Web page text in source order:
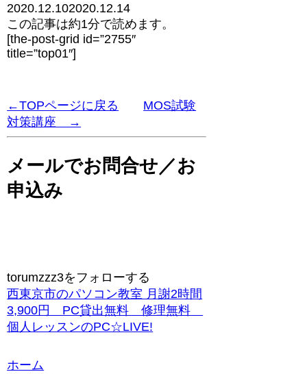
2020.12.102020.12.14
この記事は約1分で読めます。
[the-post-grid id=”2755″
title=”top01″]
←TOPページに戻る
MOS試験
対策講座 →
メールでお問合せ／お
申込み
torumzzz3をフォローする
西東京市のパソコン教室 月謝2時間
3,900円 PC貸出無料 修理無料
個人レッスンのPC☆LIVE!
ホーム